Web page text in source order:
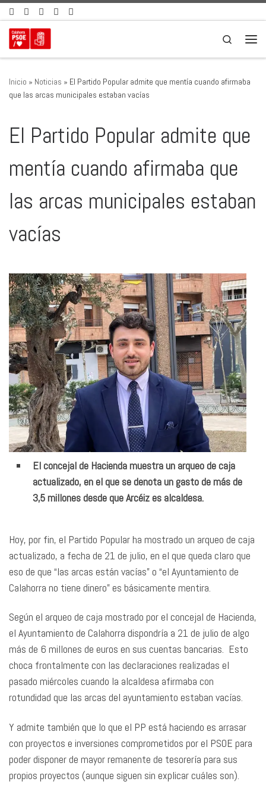
Saltar al contenido
Search
Inicio » Noticias » El Partido Popular admite que mentía cuando afirmaba
que las arcas municipales estaban vacías
El Partido Popular admite que
mentía cuando afirmaba que
las arcas municipales estaban
vacías
El concejal de Hacienda muestra un arqueo de caja
actualizado, en el que se denota un gasto de más de
3,5 millones desde que Arcéiz es alcaldesa.
Hoy, por fin, el Partido Popular ha mostrado un arqueo de caja
actualizado, a fecha de 21 de julio, en el que queda claro que
eso de que “las arcas están vacías” o “el Ayuntamiento de
Calahorra no tiene dinero” es básicamente mentira.
Según el arqueo de caja mostrado por el concejal de Hacienda,
el Ayuntamiento de Calahorra dispondría a 21 de julio de algo
más de 6 millones de euros en sus cuentas bancarias. Esto
choca frontalmente con las declaraciones realizadas el
pasado miércoles cuando la alcaldesa afirmaba con
rotundidad que las arcas del ayuntamiento estaban vacías.
Y admite también que lo que el PP está haciendo es arrasar
con proyectos e inversiones comprometidos por el PSOE para
poder disponer de mayor remanente de tesorería para sus
propios proyectos (aunque siguen sin explicar cuáles son).